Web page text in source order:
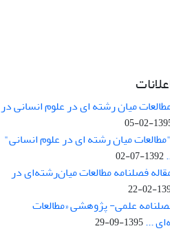
میان رشته ای در علوم انسانی در
1395-
میان رشته ای در علوم انسانی"
1392-07-02
فصلنامه مطالعات میان‌رشته‌ای در
علمی- پژوهشی «مطالعات
...
1395-09-29